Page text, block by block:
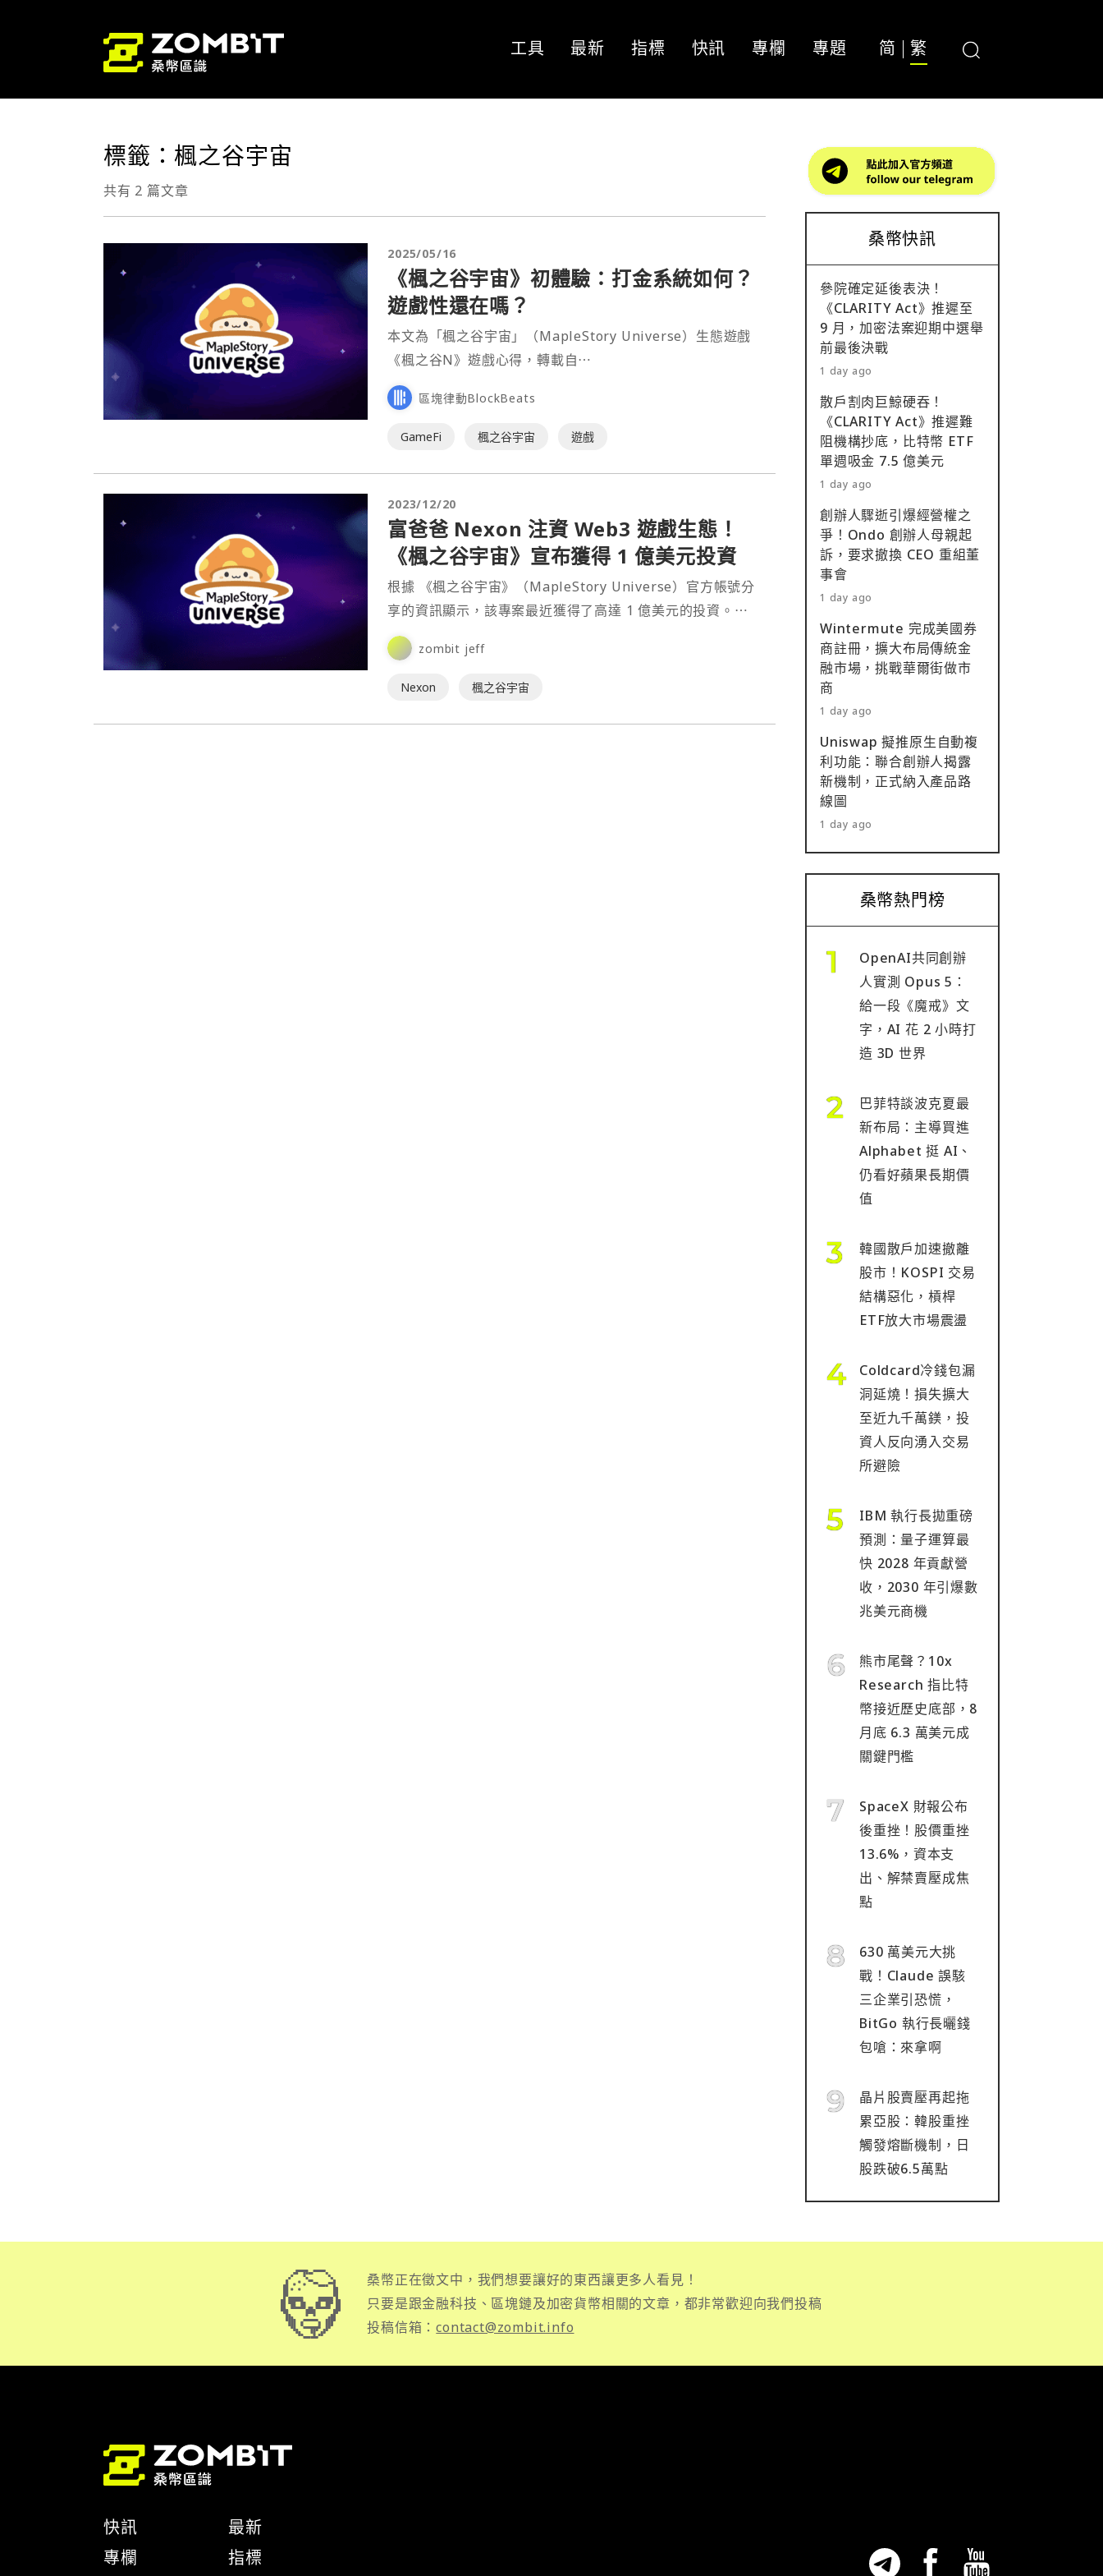
工具 最新 指標 快訊 專欄 專題 简 繁
標籤：楓之谷宇宙
共有 2 篇文章
2025/05/16
《楓之谷宇宙》初體驗：打金系統如何？
遊戲性還在嗎？
本文為「楓之谷宇宙」（MapleStory Universe）生態遊戲
《楓之谷N》遊戲心得，轉載自⋯
區塊律動BlockBeats
GameFi 楓之谷宇宙 遊戲
2023/12/20
富爸爸 Nexon 注資 Web3 遊戲生態！
《楓之谷宇宙》宣布獲得 1 億美元投資
根據 《楓之谷宇宙》（MapleStory Universe）官方帳號分
享的資訊顯示，該專案最近獲得了高達 1 億美元的投資。⋯
zombit jeff
Nexon 楓之谷宇宙
桑幣快訊
參院確定延後表決！
《CLARITY Act》推遲至
9 月，加密法案迎期中選舉
前最後決戰
1 day ago
散戶割肉巨鯨硬吞！
《CLARITY Act》推遲難
阻機構抄底，比特幣 ETF
單週吸金 7.5 億美元
1 day ago
創辦人驟逝引爆經營權之
爭！Ondo 創辦人母親起
訴，要求撤換 CEO 重組董
事會
1 day ago
Wintermute 完成美國券
商註冊，擴大布局傳統金
融市場，挑戰華爾街做市
商
1 day ago
Uniswap 擬推原生自動複
利功能：聯合創辦人揭露
新機制，正式納入產品路
線圖
1 day ago
桑幣熱門榜
OpenAI共同創辦
人實測 Opus 5：
給一段《魔戒》文
字，AI 花 2 小時打
造 3D 世界
巴菲特談波克夏最
新布局：主導買進
Alphabet 挺 AI、
仍看好蘋果長期價
值
韓國散戶加速撤離
股市！KOSPI 交易
結構惡化，槓桿
ETF放大市場震盪
Coldcard冷錢包漏
洞延燒！損失擴大
至近九千萬鎂，投
資人反向湧入交易
所避險
IBM 執行長拋重磅
預測：量子運算最
快 2028 年貢獻營
收，2030 年引爆數
兆美元商機
熊市尾聲？10x
Research 指比特
幣接近歷史底部，8
月底 6.3 萬美元成
關鍵門檻
SpaceX 財報公布
後重挫！股價重挫
13.6%，資本支
出、解禁賣壓成焦
點
630 萬美元大挑
戰！Claude 誤駭
三企業引恐慌，
BitGo 執行長曬錢
包嗆：來拿啊
晶片股賣壓再起拖
累亞股：韓股重挫
觸發熔斷機制，日
股跌破6.5萬點
桑幣正在徵文中，我們想要讓好的東西讓更多人看見！
只要是跟金融科技、區塊鏈及加密貨幣相關的文章，都非常歡迎向我們投稿
投稿信箱：contact@zombit.info
快訊
專欄
最新
指標